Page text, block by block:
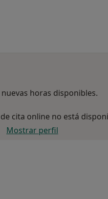
horas disponibles.
cita online no está
Mostrar perfil